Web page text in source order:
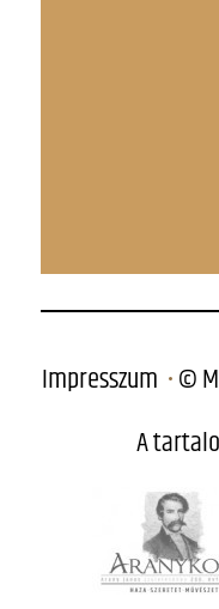
Impresszum ©
A